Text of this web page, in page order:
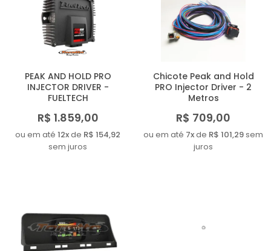
PEAK AND HOLD PRO
INJECTOR DRIVER -
FUELTECH
R$ 1.859,00
ou em até 12xde R$ 154,92
sem juros
Chicote Peak and Hold
PRO Injector Driver - 2
Metros
R$ 709,00
ou em até 7xde R$ 101,29sem
juros